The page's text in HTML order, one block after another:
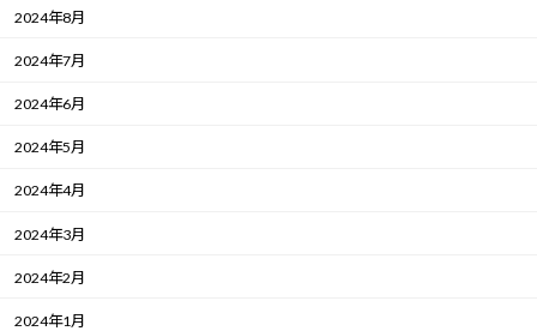
2024年8月
2024年7月
2024年6月
2024年5月
2024年4月
2024年3月
2024年2月
2024年1月